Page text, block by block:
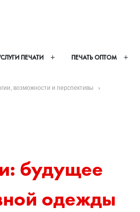
ПЕЧАТИ ПЕЧАТЬ ОПТОМ
возможности и перспективы
будущее
одежды